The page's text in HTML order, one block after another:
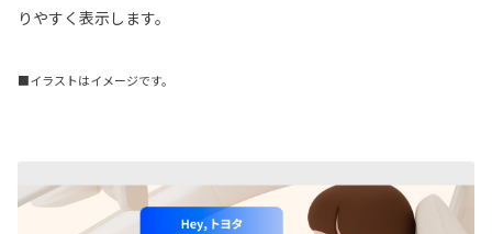
りやすく表示します。
■イラストはイメージです。